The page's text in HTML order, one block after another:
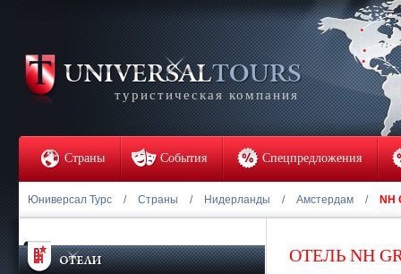
туристическая компания
Страны События Спецпредложения
Юниверсал Турс / Страны / Нидерланды / Амстердам / NH
ОТЕЛЬ NH